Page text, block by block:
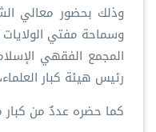
‏وذلك بحضور معالي
وسماحة مفتي الولايات
المجمع الفقهي
رئيس هيئة كبار
‏كما حضره عددٌ من كبار